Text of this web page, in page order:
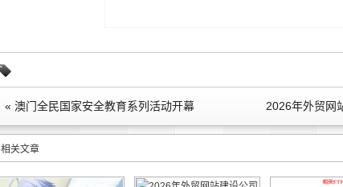
« 澳门全民国家安全教育系列活动开幕
相关文章